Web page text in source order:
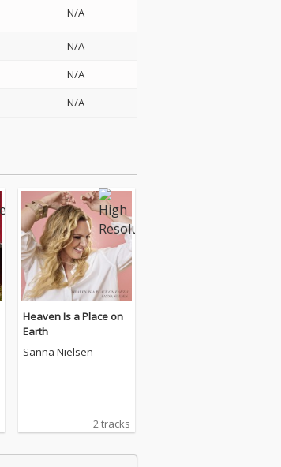
N/A
N/A
N/A
N/A
Heaven Is a Place on
Earth
Sanna Nielsen
2 tracks